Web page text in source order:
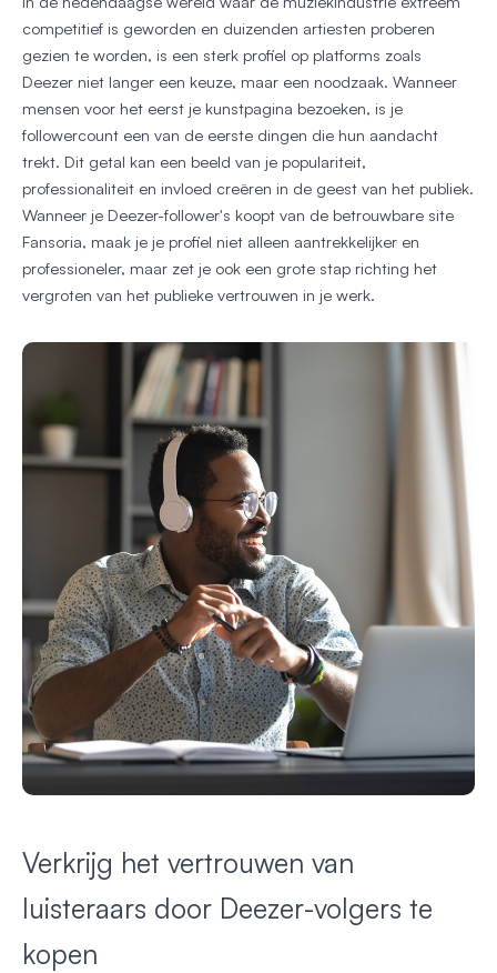
competitief is geworden en duizenden artiesten proberen
gezien te worden, is een sterk profiel op platforms zoals
Deezer niet langer een keuze, maar een noodzaak. Wanneer
mensen voor het eerst je kunstpagina bezoeken, is je
followercount een van de eerste dingen die hun aandacht
trekt. Dit getal kan een beeld van je populariteit,
professionaliteit en invloed creëren in de geest van het publiek.
Wanneer je Deezer-follower's koopt van de betrouwbare site
Fansoria, maak je je profiel niet alleen aantrekkelijker en
professioneler, maar zet je ook een grote stap richting het
vergroten van het publieke vertrouwen in je werk.
Verkrijg het vertrouwen van
luisteraars door Deezer-volgers te
kopen